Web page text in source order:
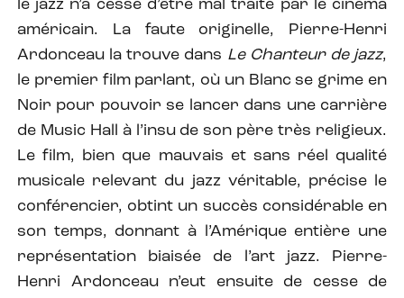
le jazz n’a cessé d’être mal traité par le cinéma
américain. La faute originelle, Pierre-Henri
Ardonceau la trouve dans Le Chanteur de jazz,
le premier film parlant, où un Blanc se grime en
Noir pour pouvoir se lancer dans une carrière
de Music Hall à l’insu de son père très religieux.
Le film, bien que mauvais et sans réel qualité
musicale relevant du jazz véritable, précise le
conférencier, obtint un succès considérable en
son temps, donnant à l’Amérique entière une
représentation biaisée de l’art jazz. Pierre-
Henri Ardonceau n’eut ensuite de cesse de